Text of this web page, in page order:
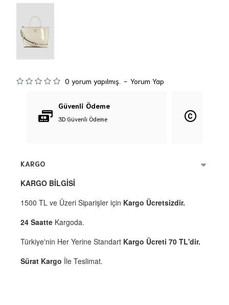
0 yorum yapılmış. - Yorum Yap
Güvenli Ödeme
3D Güvenli Ödeme
KARGO
KARGO BİLGİSİ
1500 TL ve Üzeri Siparişler için Kargo Ücretsizdir.
24 Saatte Kargoda.
Türkiye'nin Her Yerine Standart Kargo Ücreti 70 TL'dir.
Sürat Kargo İle Teslimat.